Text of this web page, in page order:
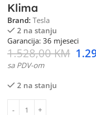
Klima
Brand: Tesla
2 na stanju
Garancija: 36 mjeseci
1.528,00KM
sa PDV-om
2 na stanju